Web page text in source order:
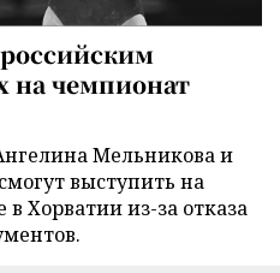
на чемпионат
Мельникова и
выступить на
Хорватии из-за отказа